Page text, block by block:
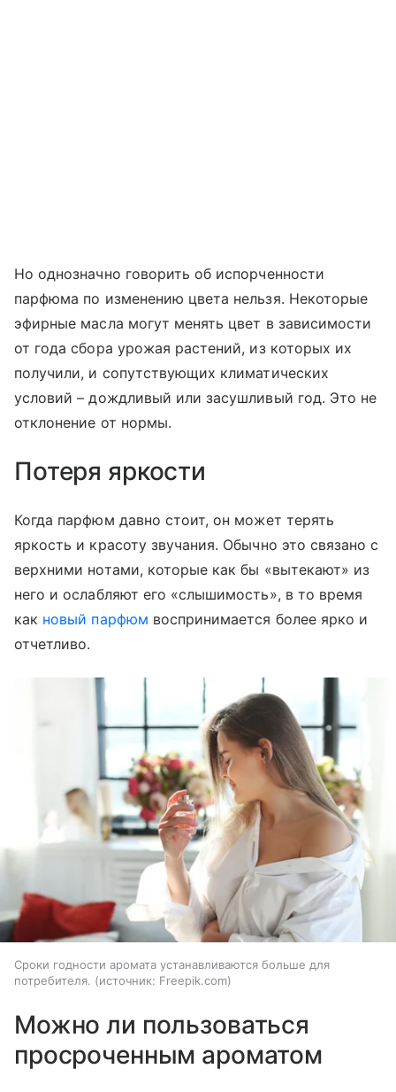
Но однозначно говорить об испорченности
парфюма по изменению цвета нельзя. Некоторые
эфирные масла могут менять цвет в зависимости
от года сбора урожая растений, из которых их
получили, и сопутствующих климатических
условий – дождливый или засушливый год. Это не
отклонение от нормы.
Потеря яркости
Когда парфюм давно стоит, он может терять
яркость и красоту звучания. Обычно это связано с
верхними нотами, которые как бы «вытекают» из
него и ослабляют его «слышимость», в то время
как новый парфюм воспринимается более ярко и
отчетливо.
Сроки годности аромата устанавливаются больше для
потребителя.
источник: Freepik.com
Можно ли пользоваться
просроченным ароматом